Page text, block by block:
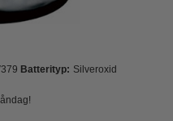
Batterityp: Silveroxid